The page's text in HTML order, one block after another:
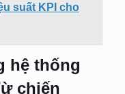
suất KPI cho
hệ thống
chiến